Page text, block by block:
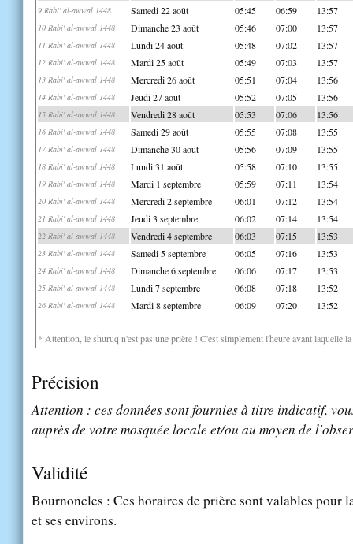
9 Rabi' al-awwal 1448 Samedi 22 août 05:45 06:59 13:57
10 Rabi' al-awwal 1448 Dimanche 23 août 05:46 07:00 13:57
11 Rabi' al-awwal 1448 Lundi 24 août 05:48 07:02 13:57
12 Rabi' al-awwal 1448 Mardi 25 août 05:49 07:03 13:57
13 Rabi' al-awwal 1448 Mercredi 26 août 05:51 07:04 13:56
14 Rabi' al-awwal 1448 Jeudi 27 août 05:52 07:05 13:56
15 Rabi' al-awwal 1448 Vendredi 28 août 05:53 07:06 13:56
16 Rabi' al-awwal 1448 Samedi 29 août 05:55 07:08 13:55
17 Rabi' al-awwal 1448 Dimanche 30 août 05:56 07:09 13:55
18 Rabi' al-awwal 1448 Lundi 31 août 05:58 07:10 13:55
19 Rabi' al-awwal 1448 Mardi 1 septembre 05:59 07:11 13:54
20 Rabi' al-awwal 1448 Mercredi 2 septembre 06:01 07:12 13:54
21 Rabi' al-awwal 1448 Jeudi 3 septembre 06:02 07:14 13:54
22 Rabi' al-awwal 1448 Vendredi 4 septembre 06:03 07:15 13:53
23 Rabi' al-awwal 1448 Samedi 5 septembre 06:05 07:16 13:53
24 Rabi' al-awwal 1448 Dimanche 6 septembre 06:06 07:17 13:53
25 Rabi' al-awwal 1448 Lundi 7 septembre 06:08 07:18 13:52
26 Rabi' al-awwal 1448 Mardi 8 septembre 06:09 07:20 13:52
* Attention, le shuruq n'est pas une prière ! C'est simplement l'heure avant laquelle
Précision
Attention : ces données sont fournies à titre indicatif,
auprès de votre mosquée locale et/ou au moyen de
Validité
Bournoncles : Ces horaires de prière sont valables pour
et ses environs.